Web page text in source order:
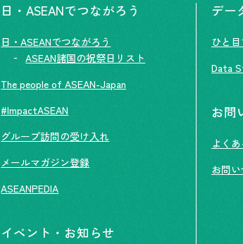
日・ASEANでつながろう
日・ASEANでつながろう
ASEAN諸国の祝祭日リスト
The people of ASEAN-Japan
#ImpactASEAN
グループ訪問の受け入れ
メールマガジン登録
ASEANPEDIA
イベント・お知らせ
デー
ひと
Data
お問
よく
お問